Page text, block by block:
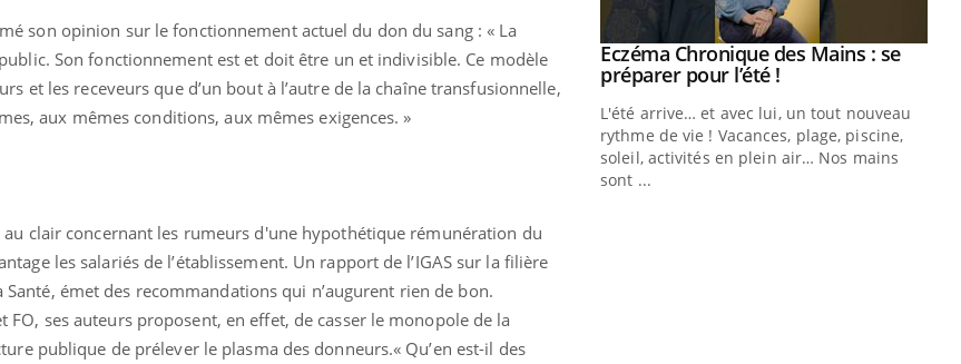
son opinion sur le fonctionnement actuel du don du sang : « La
Son fonctionnement est et doit être un et indivisible. Ce modèle
et les receveurs que d’un bout à l’autre de la chaîne transfusionnelle,
aux mêmes conditions, aux mêmes exigences. »
au clair concernant les rumeurs d'une hypothétique rémunération du
les salariés de l’établissement. Un rapport de l’IGAS sur la filière
émet des recommandations qui n’augurent rien de bon.
FO, ses auteurs proposent, en effet, de casser le monopole de la
publique de prélever le plasma des donneurs.« Qu’en est-il des
en fer : comprendre pour
Youtube
brouillard mental ou
Youtube
Insuline & Charge mentale : et si on
osait en parler?? Youtube
En 2026, l'insuline dans le diabète de type 2
Youtube
Eczéma Chronique des Mains : se
préparer pour l’été !Youtube
L'été arrive… et avec lui, un tout nouveau
rythme de vie ! Vacances, plage, piscine,
soleil, activités en plein air… Nos mains
sont ...